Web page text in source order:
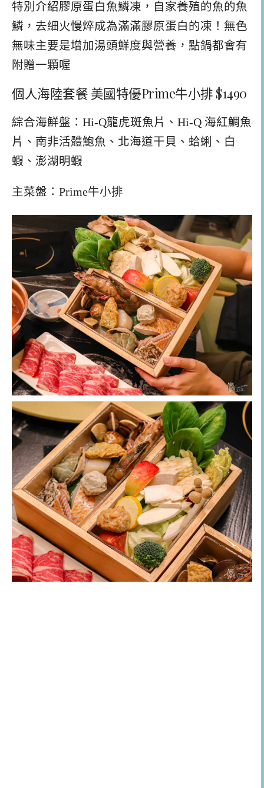
特別介紹膠原蛋白魚鱗凍，自家養殖的魚的魚
鱗，去細火慢焠成為滿滿膠原蛋白的凍！無色
無味主要是增加湯頭鮮度與營養，點鍋都會有
附贈一顆喔
個人海陸套餐 美國特優Prime牛小排 $1490
綜合海鮮盤：Hi-Q龍虎斑魚片、Hi-Q 海紅鯛魚
片、南非活體鮑魚、北海道干貝、蛤蜊、白
蝦、澎湖明蝦
主菜盤：Prime牛小排